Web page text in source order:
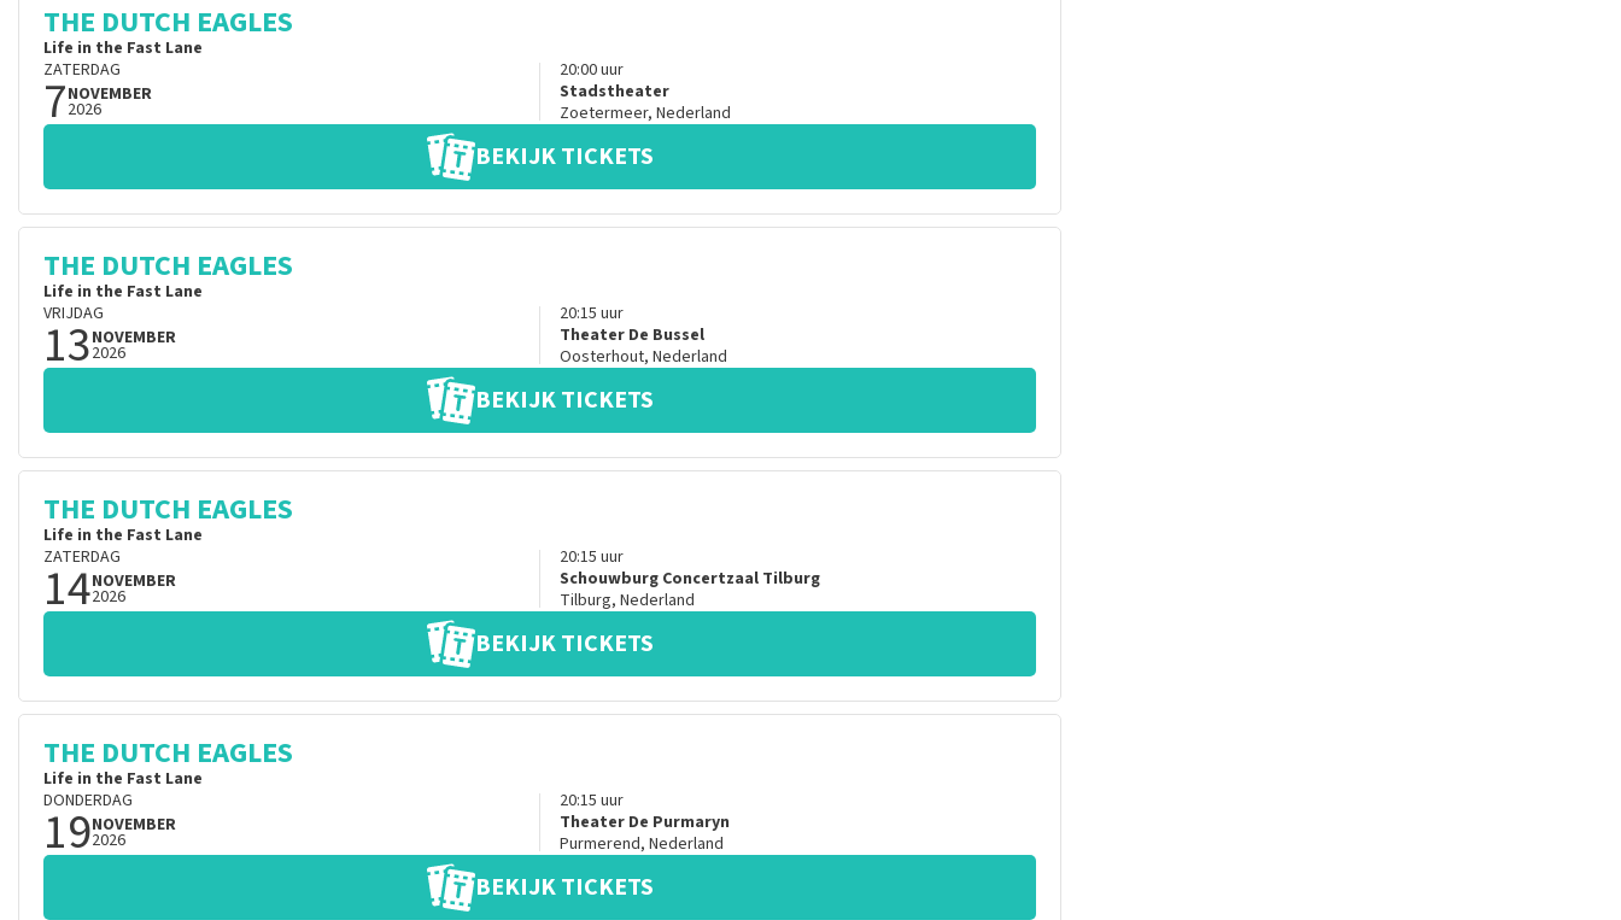
THE DUTCH EAGLES
Life in the Fast Lane
ZATERDAG
7NOVEMBER
2026
20:00uur
Stadstheater
Zoetermeer, Nederland
BEKIJK TICKETS
THE DUTCH EAGLES
Life in the Fast Lane
VRIJDAG
13NOVEMBER
2026
20:15 uur
Theater De Bussel
Oosterhout, Nederland
BEKIJK TICKETS
THE DUTCH EAGLES
Life in the Fast Lane
ZATERDAG
14NOVEMBER
2026
20:15 uur
Schouwburg Concertzaal Tilburg
Tilburg, Nederland
BEKIJK TICKETS
THE DUTCH EAGLES
Life in the Fast Lane
DONDERDAG
19NOVEMBER
2026
20:15 uur
Theater De Purmaryn
Purmerend, Nederland
BEKIJK TICKETS